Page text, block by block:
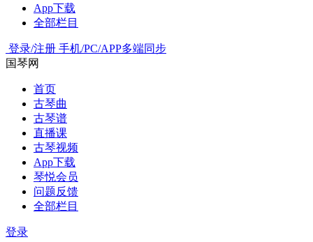
App下载
全部栏目
登录/注册 手机/PC/APP多端同步
国琴网
首页
古琴曲
古琴谱
直播课
古琴视频
App下载
琴悦会员
问题反馈
全部栏目
登录